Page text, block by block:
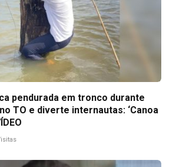
pendurada em tronco durante
TO e diverte internautas: ‘Canoa